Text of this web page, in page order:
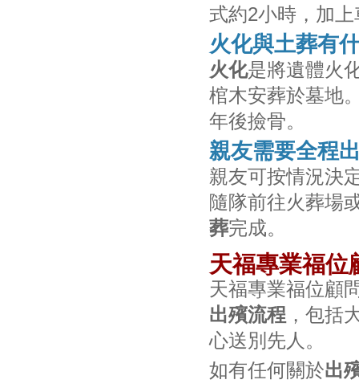
式約2小時，加
火化與土葬有
火化是將遺體火
棺木安葬於墓地
年後撿骨。
親友需要全程
親友可按情況決
隨隊前往火葬場
葬完成。
天福專業福位
天福專業福位顧
出殯流程 ，包括
心送別先人。
如有任何關於出